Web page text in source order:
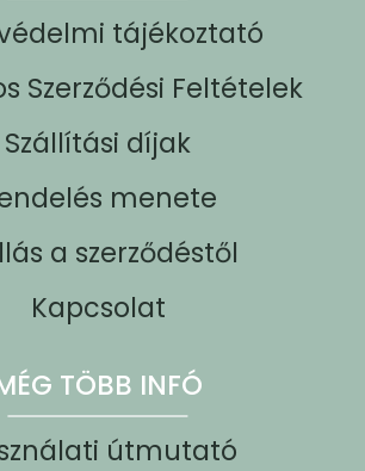
tájékoztató
Szerződési Feltételek
Szállítási díjak
menete
a szerződéstől
Kapcsolat
TÖBB INFÓ
útmutató